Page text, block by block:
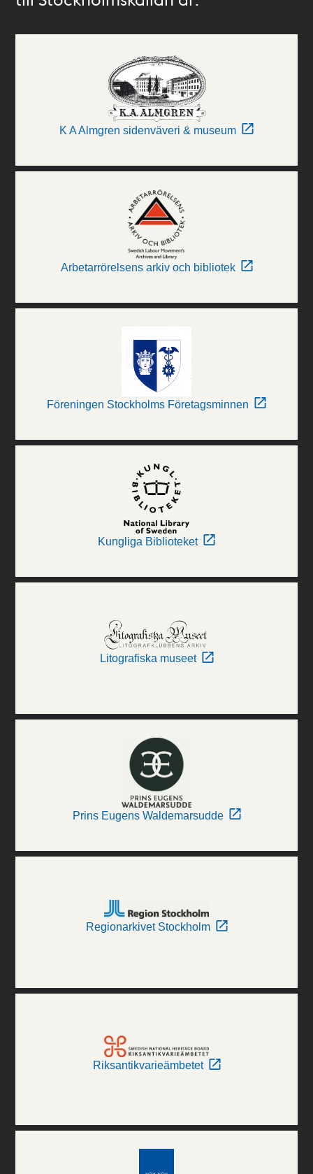
K A Almgren sidenväveri & museum
Arbetarrörelsens arkiv och bibliotek
Föreningen Stockholms Företagsminnen
Kungliga Biblioteket
Litografiska museet
Prins Eugens Waldemarsudde
Regionarkivet Stockholm
Riksantikvarieämbetet